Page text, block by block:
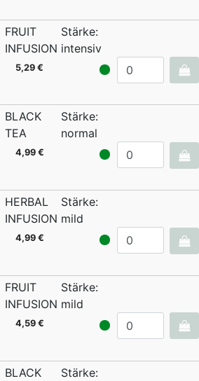
FRUIT
INFUSION
Stärke:
intensiv
5,29 €
BLACK
TEA
Stärke:
normal
4,99 €
HERBAL
INFUSION
Stärke:
mild
4,99 €
FRUIT
INFUSION
Stärke:
mild
4,59 €
BLACK
Stärke: